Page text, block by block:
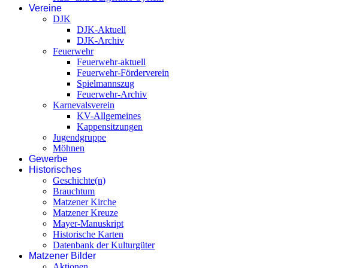
Vereine
DJK
DJK-Aktuell
DJK-Archiv
Feuerwehr
Feuerwehr-aktuell
Feuerwehr-Förderverein
Spielmannszug
Feuerwehr-Archiv
Karnevalsverein
KV-Allgemeines
Kappensitzungen
Jugendgruppe
Möhnen
Gewerbe
Historisches
Geschichte(n)
Brauchtum
Matzener Kirche
Matzener Kreuze
Mayer-Manuskript
Historische Karten
Datenbank der Kulturgüter
Matzener Bilder